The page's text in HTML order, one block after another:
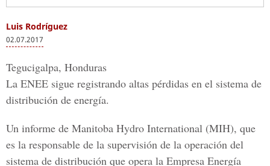
Luis Rodríguez
02.07.2017
Tegucigalpa, Honduras
La ENEE sigue registrando altas pérdidas en el sistema de
distribución de energía.
Un informe de Manitoba Hydro International (MIH), que
es la responsable de la supervisión de la operación del
sistema de distribución que opera la Empresa Energía